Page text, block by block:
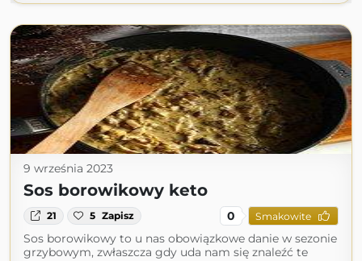
9 września 2023
Sos borowikowy keto
21 5 Zapisz 0 Smakowite
Sos borowikowy to u nas obowiązkowe danie w sezonie
grzybowym, zwłaszcza gdy uda nam się znaleźć te